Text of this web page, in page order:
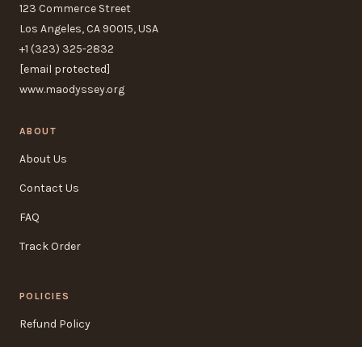
123 Commerce Street
Los Angeles, CA 90015, USA
+1 (323) 325-2832
[email protected]
www.maodyssey.org
ABOUT
About Us
Contact Us
FAQ
Track Order
POLICIES
Refund Policy